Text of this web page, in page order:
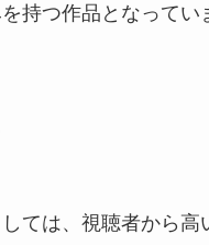
持つ作品となってい
ては、視聴者から高